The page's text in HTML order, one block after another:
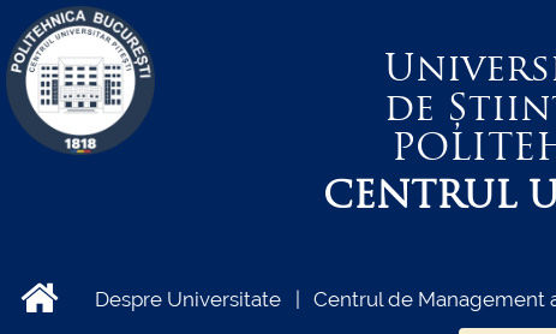
de
CENTRUL
Despre Universitate Centrul de Management